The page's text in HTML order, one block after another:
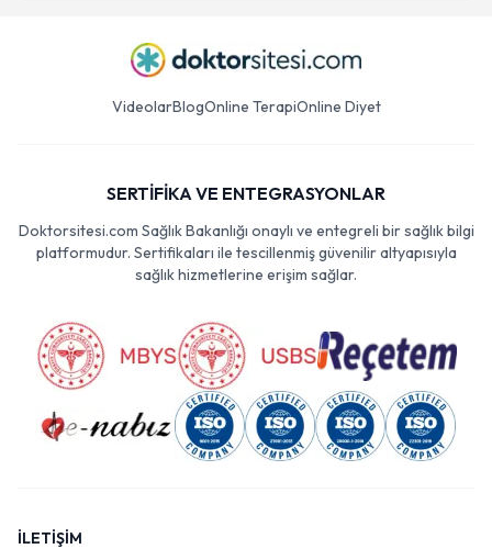
VideolarBlogOnline TerapiOnline Diyet
SERTİFİKA VE ENTEGRASYONLAR
Doktorsitesi.com Sağlık Bakanlığı onaylı ve entegreli bir sağlık bilgi
platformudur. Sertifikaları ile tescillenmiş güvenilir altyapısıyla
sağlık hizmetlerine erişim sağlar.
İLETİŞİM